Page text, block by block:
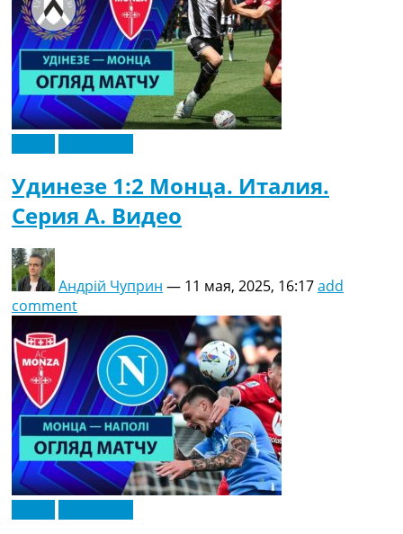
Удинезе 1:2 Монца. Италия.
Серия A. Видео
Андрій Чуприн — 11 мая, 2025, 16:17add
comment